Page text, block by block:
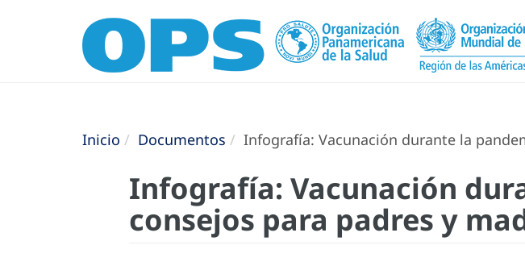
Inicio Documentos Infografía: Vacunación durante la
Infografía: Vacunación
consejos para padres y